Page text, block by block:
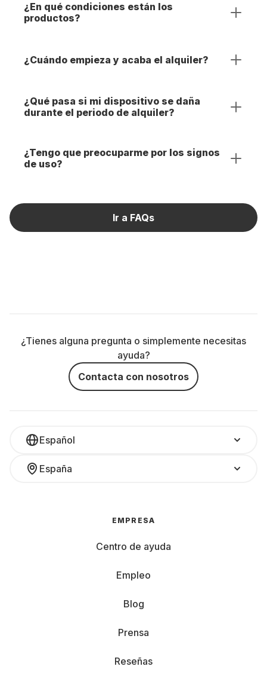
¿En qué condiciones están los
productos?
¿Cuándo empieza y acaba el alquiler?
¿Qué pasa si mi dispositivo se daña
durante el periodo de alquiler?
¿Tengo que preocuparme por los signos
de uso?
Ir a FAQs
¿Tienes alguna pregunta o simplemente necesitas
ayuda?
Contacta con nosotros
Español
España
EMPRESA
Centro de ayuda
Empleo
Blog
Prensa
Reseñas